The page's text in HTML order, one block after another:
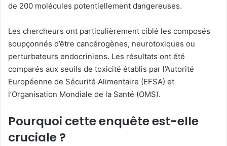
de 200 molécules potentiellement dangereuses.
Les chercheurs ont particulièrement ciblé les composés
soupçonnés d’être cancérogènes, neurotoxiques ou
perturbateurs endocriniens. Les résultats ont été
comparés aux seuils de toxicité établis par l’Autorité
Européenne de Sécurité Alimentaire (EFSA) et
l’Organisation Mondiale de la Santé (OMS).
Pourquoi cette enquête est-elle
cruciale ?